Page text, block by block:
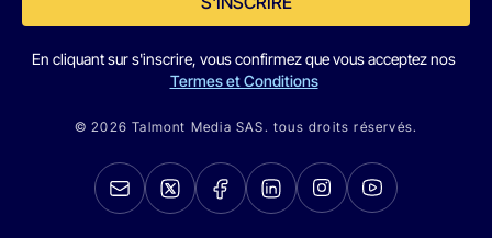
En cliquant sur s'inscrire, vous confirmez que vous acceptez nos
Termes et Conditions
© 2026 Talmont Media SAS. tous droits réservés.